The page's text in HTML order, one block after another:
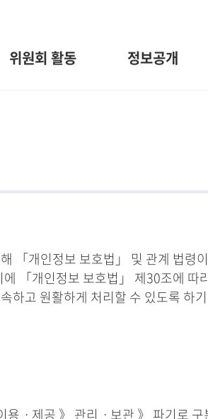
위원회 활동 정보공개
「개인정보 보호법」 및 관계 법령
「개인정보 보호법」 제30조에 따
하고 원활하게 처리할 수 있도록 하
ㆍ제공 》 관리ㆍ보관 》 파기로